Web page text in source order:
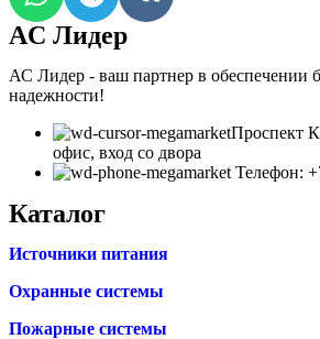
AC Лидер
АС Лидер - ваш партнер в обеспечении
надежности!
​Проспект
офис, вход со двора
Телефон:
Каталог
Источники питания
Охранные системы
Пожарные системы